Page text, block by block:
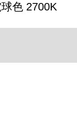
色 2700K